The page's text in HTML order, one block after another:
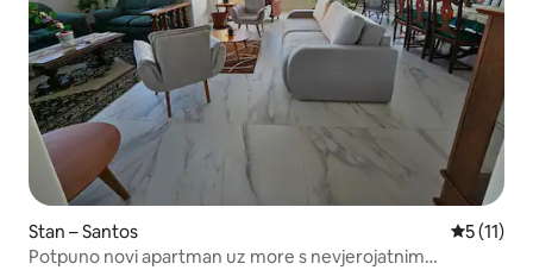
Stan – Santos
5 (11)
Potpuno novi apartman uz more s nevjerojatnim